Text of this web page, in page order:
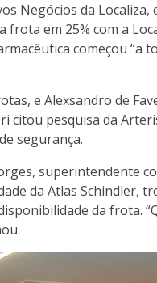
Negócios da
frota em 25% com a
começou
e Alexsandro de
citou pesquisa da
segurança.
superintendente
da Atlas Schindler,
da frota.